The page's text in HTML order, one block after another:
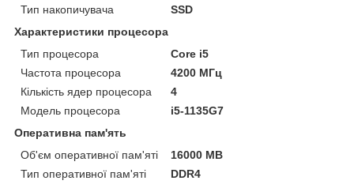
Тип накопичувача
SSD
Характеристики процесора
Тип процесора
Core i5
Частота процесора
4200 МГц
Кількість ядер процесора
4
Модель процесора
i5-1135G7
Оперативна пам'ять
Об'єм оперативної пам'яті
16000 MB
Тип оперативної пам'яті
DDR4